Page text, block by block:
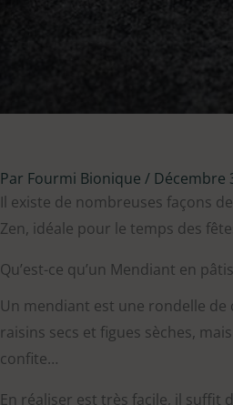
Par Fourmi Bionique / Décembre
Il existe de nombreuses façons
Zen, idéale pour le temps des
Qu’est-ce qu’un Mendiant en
Un mendiant est une rondelle de
raisins secs et figues sèches,
confite…
En réaliser est très facile, il suffit